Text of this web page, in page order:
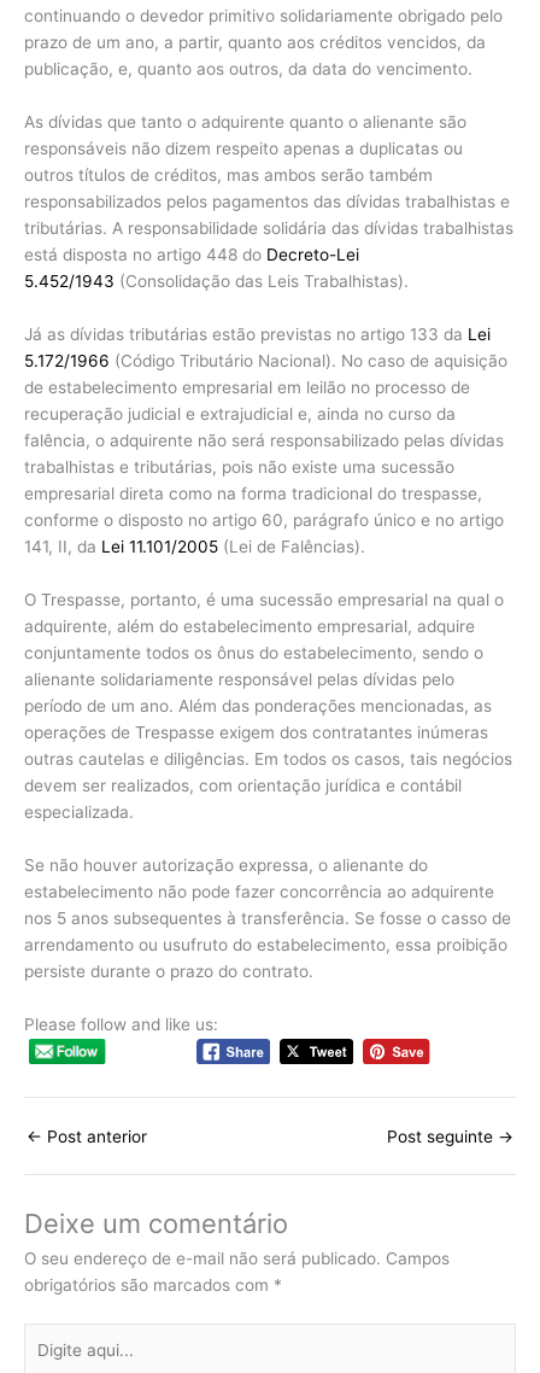
continuando o devedor primitivo solidariamente obrigado pelo
prazo de um ano, a partir, quanto aos créditos vencidos, da
publicação, e, quanto aos outros, da data do vencimento.
As dívidas que tanto o adquirente quanto o alienante são
responsáveis não dizem respeito apenas a duplicatas ou
outros títulos de créditos, mas ambos serão também
responsabilizados pelos pagamentos das dívidas trabalhistas e
tributárias. A responsabilidade solidária das dívidas trabalhistas
está disposta no artigo 448 do Decreto-Lei
5.452/1943 (Consolidação das Leis Trabalhistas).
Já as dívidas tributárias estão previstas no artigo 133 da Lei
5.172/1966 (Código Tributário Nacional). No caso de aquisição
de estabelecimento empresarial em leilão no processo de
recuperação judicial e extrajudicial e, ainda no curso da
falência, o adquirente não será responsabilizado pelas dívidas
trabalhistas e tributárias, pois não existe uma sucessão
empresarial direta como na forma tradicional do trespasse,
conforme o disposto no artigo 60, parágrafo único e no artigo
141, II, da Lei 11.101/2005 (Lei de Falências).
O Trespasse, portanto, é uma sucessão empresarial na qual o
adquirente, além do estabelecimento empresarial, adquire
conjuntamente todos os ônus do estabelecimento, sendo o
alienante solidariamente responsável pelas dívidas pelo
período de um ano. Além das ponderações mencionadas, as
operações de Trespasse exigem dos contratantes inúmeras
outras cautelas e diligências. Em todos os casos, tais negócios
devem ser realizados, com orientação jurídica e contábil
especializada.
Se não houver autorização expressa, o alienante do
estabelecimento não pode fazer concorrência ao adquirente
nos 5 anos subsequentes à transferência. Se fosse o casso de
arrendamento ou usufruto do estabelecimento, essa proibição
persiste durante o prazo do contrato.
Please follow and like us:
← Post anterior Post seguinte →
Deixe um comentário
O seu endereço de e-mail não será publicado. Campos
obrigatórios são marcados com *
aqui...